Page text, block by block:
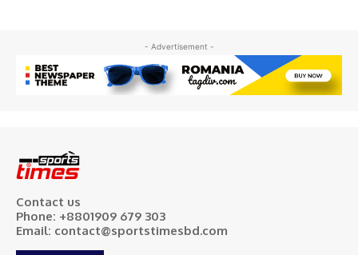
- Advertisement -
Contact us
Phone: +8801909 679 303
Email: contact@sportstimesbd.com